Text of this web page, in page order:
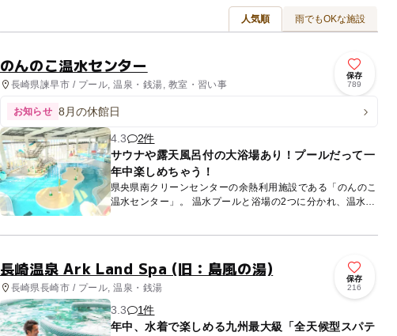
人気順 雨でもOKな施設
のんのこ温水センター
長崎県諫早市 / プール, 温泉・銭湯, 教室・習い事
保存
789
お知らせ 8月の休館日
4.3
2件
サウナや露天風呂付の大浴場あり！プールだって一
年中楽しめちゃう！
県央県南クリーンセンターの余熱利用施設である「のんのこ
温水センター」。 温水プールと浴場の2つに分かれ、温水プ
ールには、屋内スライダー、流水プール、屋外プール、子
長崎温泉 Ark Land Spa (旧：島風の湯)
長崎県長崎市 / プール, 温泉・銭湯
保存
216
3.3
1件
年中、水着で楽しめる九州最大級「全天候型スパテ